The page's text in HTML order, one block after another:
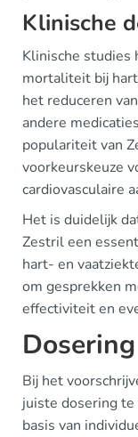
Klinische
Klinische
mortaliteit bij
het reduceren
andere
populariteit van
voorkeurskeuze
cardiovasculaire
Het is duidelijk
Zestril een
hart- en
om gesprekken
effectiviteit en
Bij het
juiste dosering te
basis van